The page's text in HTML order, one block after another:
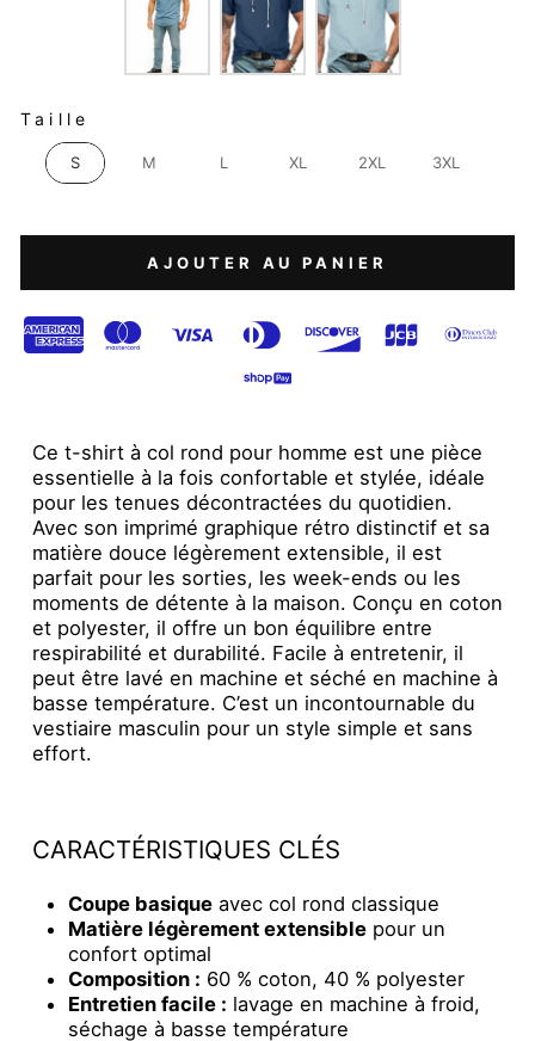
TAILLE
Taille
S M L XL 2XL 3XL
AJOUTER AU PANIER
Ce t-shirt à col rond pour homme est une pièce
essentielle à la fois confortable et stylée, idéale
pour les tenues décontractées du quotidien.
Avec son imprimé graphique rétro distinctif et sa
matière douce légèrement extensible, il est
parfait pour les sorties, les week-ends ou les
moments de détente à la maison. Conçu en coton
et polyester, il offre un bon équilibre entre
respirabilité et durabilité. Facile à entretenir, il
peut être lavé en machine et séché en machine à
basse température. C’est un incontournable du
vestiaire masculin pour un style simple et sans
effort.
CARACTÉRISTIQUES CLÉS
Coupe basique avec col rond classique
Matière légèrement extensible pour un
confort optimal
Composition : 60 % coton, 40 % polyester
Entretien facile : lavage en machine à froid,
séchage à basse température